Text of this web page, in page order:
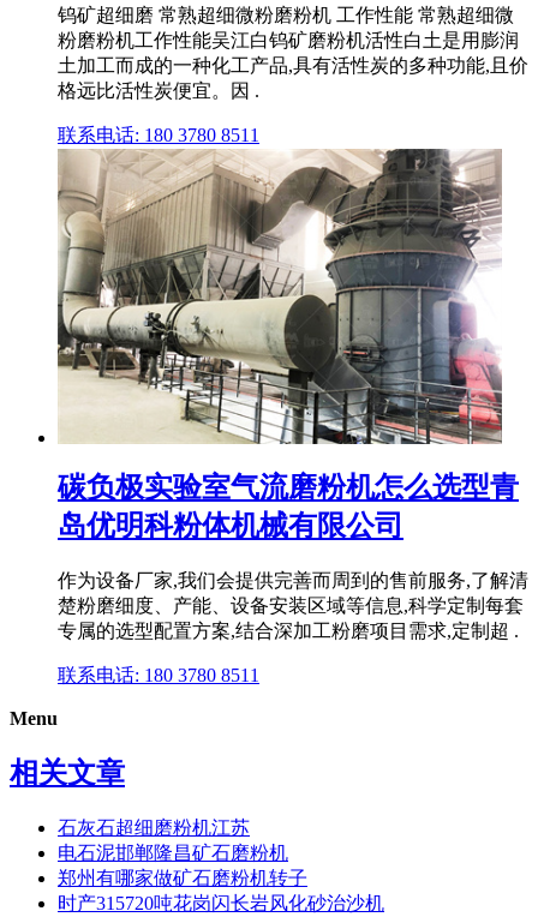
钨矿超细磨 常熟超细微粉磨粉机 工作性能 常熟超细微
粉磨粉机工作性能吴江白钨矿磨粉机活性白土是用膨润
土加工而成的一种化工产品,具有活性炭的多种功能,且价
格远比活性炭便宜。因 .
联系电话: 180 3780 8511
碳负极实验室气流磨粉机怎么选型青
岛优明科粉体机械有限公司
作为设备厂家,我们会提供完善而周到的售前服务,了解清
楚粉磨细度、产能、设备安装区域等信息,科学定制每套
专属的选型配置方案,结合深加工粉磨项目需求,定制超 .
联系电话: 180 3780 8511
Menu
相关文章
石灰石超细磨粉机江苏
电石泥邯郸隆昌矿石磨粉机
郑州有哪家做矿石磨粉机转子
时产315720吨花岗闪长岩风化砂治沙机